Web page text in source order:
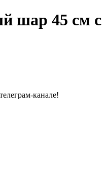
шар 45 см с
канале!